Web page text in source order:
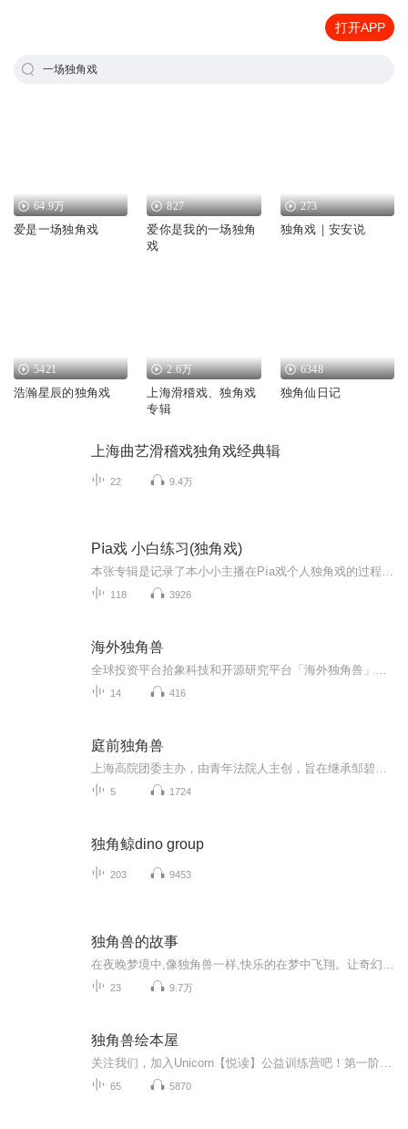
打开APP
一场独角戏
64.9万
爱是一场独角戏
827
爱你是我的一场独角
戏
273
独角戏｜安安说
5421
浩瀚星辰的独角戏
2.6万
上海滑稽戏、独角戏
专辑
6348
独角仙日记
上海曲艺滑稽戏独角戏经典辑
22 9.4万
Pⅰa戏 小白练习(独角戏)
118 3926
海外独角兽
14 416
庭前独角兽
5 1724
独角鲸dino group
203 9453
独角兽的故事
23 9.7万
独角兽绘本屋
65 5870